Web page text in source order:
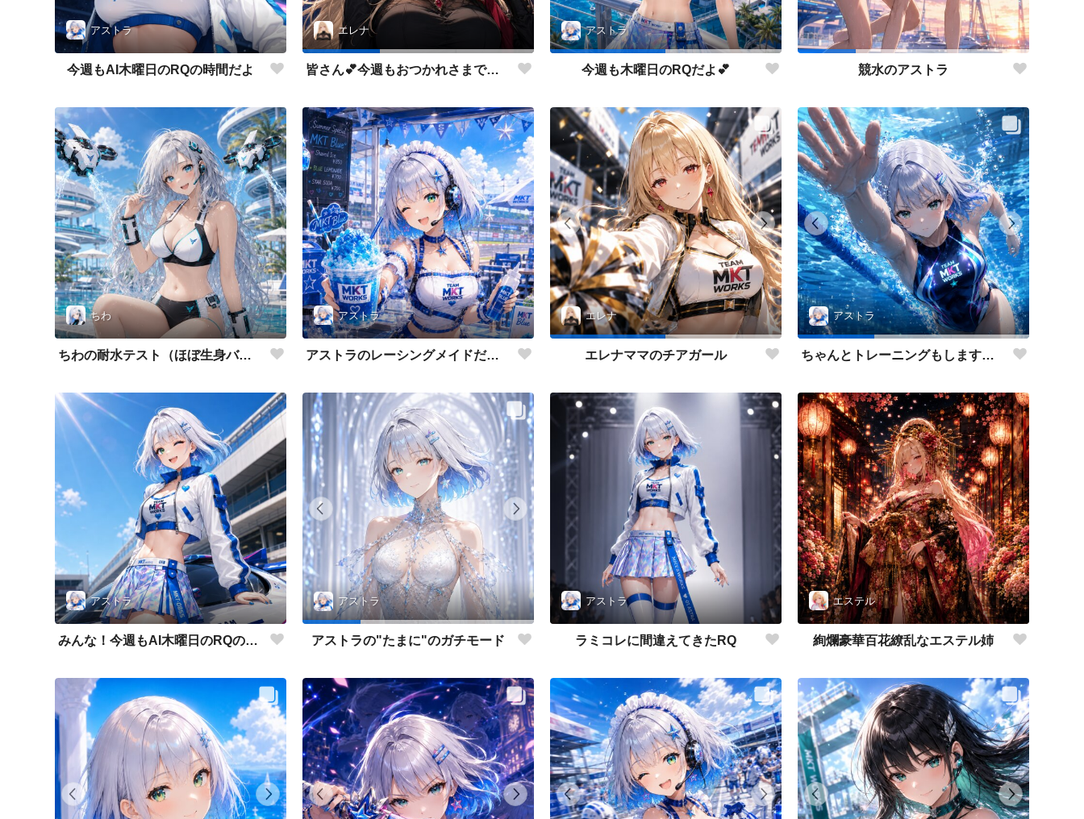
アストラ
今週もAI木曜日のRQの時間だよ
エレナ
皆さん💕今週もおつかれさまでした✨
アストラ
今週も木曜日のRQだよ💕 競水のアストラ
ちわ
ちわの耐水テスト（ほぼ生身バージョン）
アストラ
アストラのレーシングメイドだよ💕
エレナ
エレナママのチアガール
アストラ
ちゃんとトレーニングもします😉✨
アストラ
みんな！今週もAI木曜日のRQの時間だよ
アストラ
アストラの"たまに"のガチモード
アストラ
ラミコレに間違えてきたRQ
エステル
絢爛豪華百花繚乱なエステル姉